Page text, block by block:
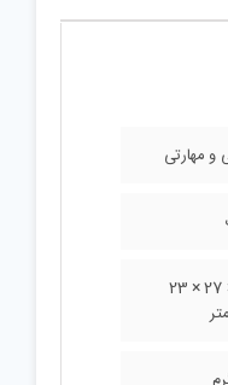
و مهارتی
35 × 27 × 23